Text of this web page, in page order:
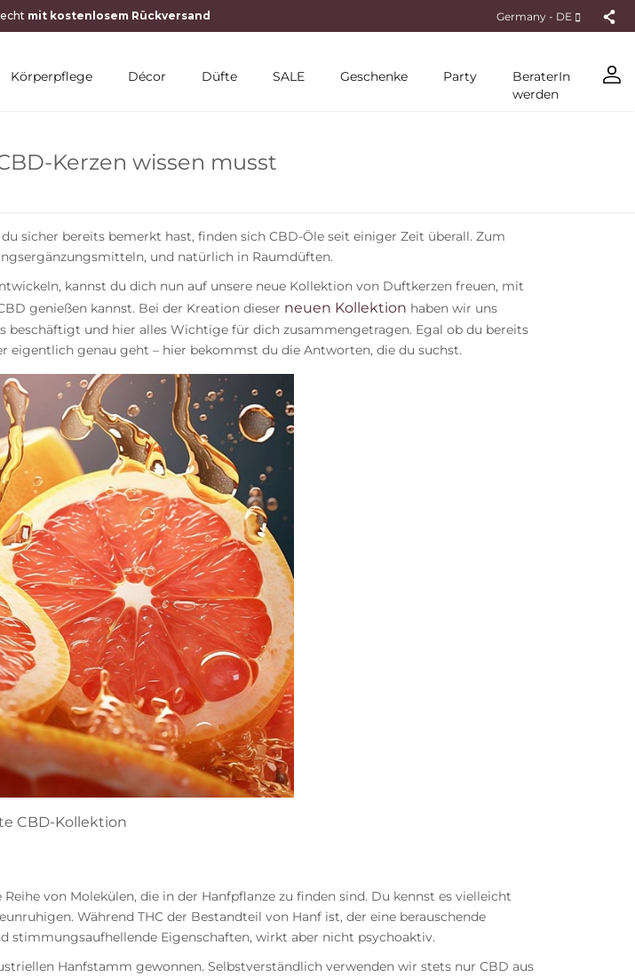
MIT NEWSLETTER Germany - DE
Körperpflege Décor Düfte SALE Geschenke Party
BeraterIn
werden
Kerzen wissen musst
sicher bereits bemerkt hast, finden sich CBD-Öle seit einiger Zeit überall. Zum
und natürlich in Raumdüften.
kannst du dich nun auf unsere neue Kollektion von Duftkerzen freuen, mit
genießen kannst. Bei der Kreation dieser neuen Kollektion haben wir uns
und hier alles Wichtige für dich zusammengetragen. Egal ob du bereits
genau geht – hier bekommst du die Antworten, die du suchst.
CBD-Kollektion
von Molekülen, die in der Hanfpflanze zu finden sind. Du kennst es vielleicht
Während THC der Bestandteil von Hanf ist, der eine berauschende
stimmungsaufhellende Eigenschaften, wirkt aber nicht psychoaktiv.
Hanfstamm gewonnen. Selbstverständlich verwenden wir stets nur CBD aus